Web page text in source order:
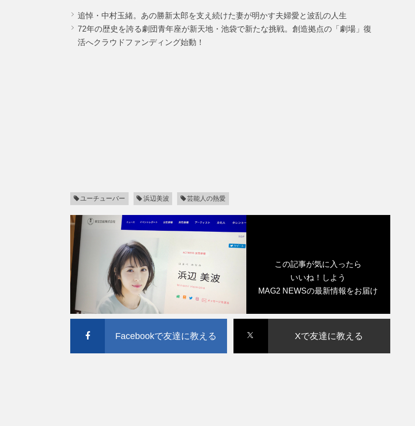
追悼・中村玉緒。あの勝新太郎を支え続けた妻が明かす夫婦愛と波乱の人生
72年の歴史を誇る劇団青年座が新天地・池袋で新たな挑戦。創造拠点の「劇場」復
活へクラウドファンディング始動！
ユーチューバー 浜辺美波 芸能人の熱愛
この記事が気に入ったら
いいね！しよう
MAG2 NEWSの最新情報をお届け
Facebookで友達に教える Xで友達に教える